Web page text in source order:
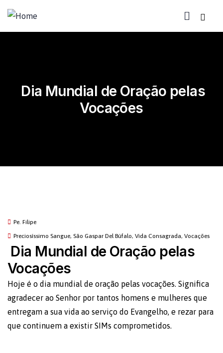
Dia Mundial de Oração pelas
Vocações
Pe. Filipe
Preciosíssimo Sangue, São Gaspar Del Búfalo, Vida Consagrada, Vocações
Dia Mundial de Oração pelas
Vocações
Hoje é o dia mundial de oração pelas vocações. Significa
agradecer ao Senhor por tantos homens e mulheres que
entregam a sua vida ao serviço do Evangelho, e rezar para
que continuem a existir SIMs comprometidos.